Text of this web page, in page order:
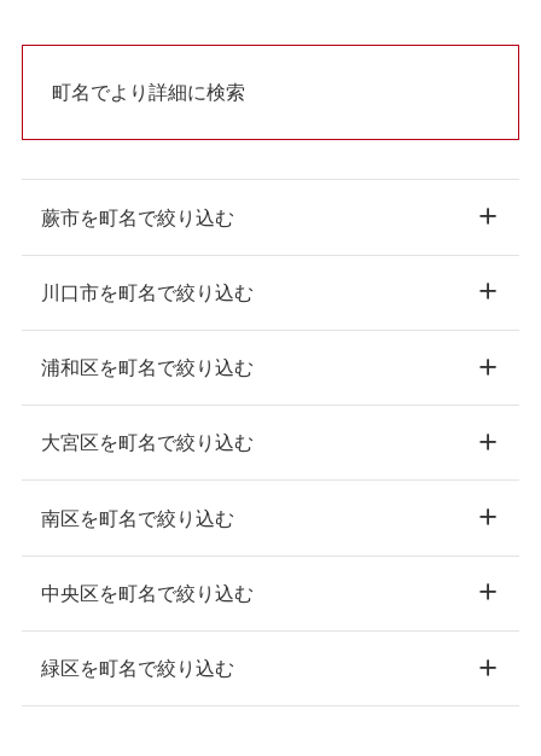
町名でより詳細に検索
蕨市を町名で絞り込む
川口市を町名で絞り込む
浦和区を町名で絞り込む
大宮区を町名で絞り込む
南区を町名で絞り込む
中央区を町名で絞り込む
緑区を町名で絞り込む